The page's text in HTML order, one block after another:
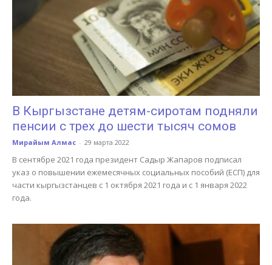
В Кыргызстане детям-сиротам подняли
пенсии с трех до шести тысяч сомов
Мирайым Алмас - 29 марта 2022
В сентябре 2021 года президент Садыр Жапаров подписал
указ о повышении ежемесячных социальных пособий (ЕСП) для
части кыргызстанцев с 1 октября 2021 года и с 1 января 2022
года.